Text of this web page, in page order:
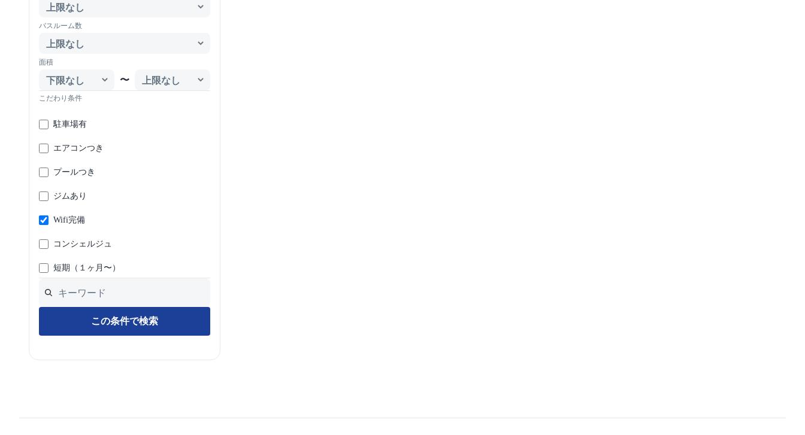
バスルーム数
面積
〜
こだわり条件
駐車場有
エアコンつき
プールつき
ジムあり
Wifi完備
コンシェルジュ
短期（１ヶ月〜）
この条件で検索